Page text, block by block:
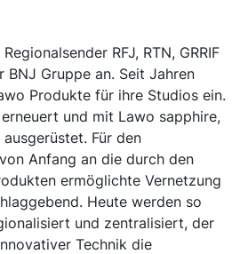
RFJ, RTN, GRRIF
BNJ Gruppe an. Seit Jahren
Produkte für ihre Studios ein.
und mit Lawo sapphire,
ausgerüstet. Für den
Anfang an die durch den
ermöglichte Vernetzung
Heute werden so
und zentralisiert, der
Technik die